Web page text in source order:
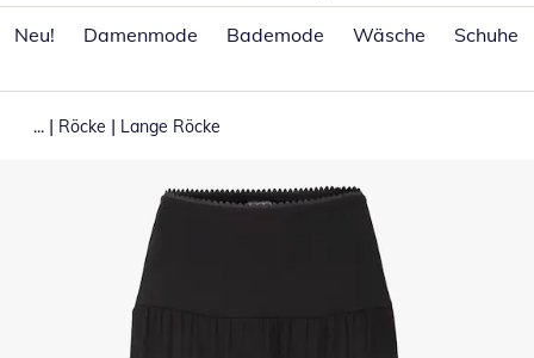
Neu!
Damenmode Bademode Wäsche Schuhe
... | Röcke | Lange Röcke